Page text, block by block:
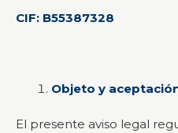
CIF: B55387328
Objeto y
El presente aviso legal